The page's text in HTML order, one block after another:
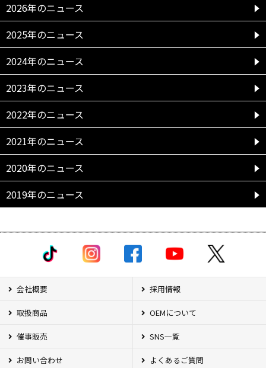
2026年のニュース
2025年のニュース
2024年のニュース
2023年のニュース
2022年のニュース
2021年のニュース
2020年のニュース
2019年のニュース
会社概要 採用情報
取扱商品 OEMについて
催事販売 SNS一覧
お問い合わせ よくあるご質問